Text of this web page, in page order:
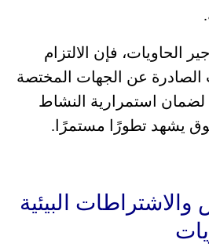
الحاويات، فإن الالتزام
الصادرة عن الجهات المختصة
لضمان استمرارية النشاط
يشهد تطورًا مستمرًا.
والاشتراطات البيئية